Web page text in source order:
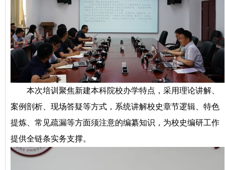
本次培训聚焦新建本科院校办学特点，采用理论讲解、
案例剖析、现场答疑等方式，系统讲解校史章节逻辑、特色
提炼、常见疏漏等方面须注意的编纂知识，为校史编研工作
提供全链条实务支撑。